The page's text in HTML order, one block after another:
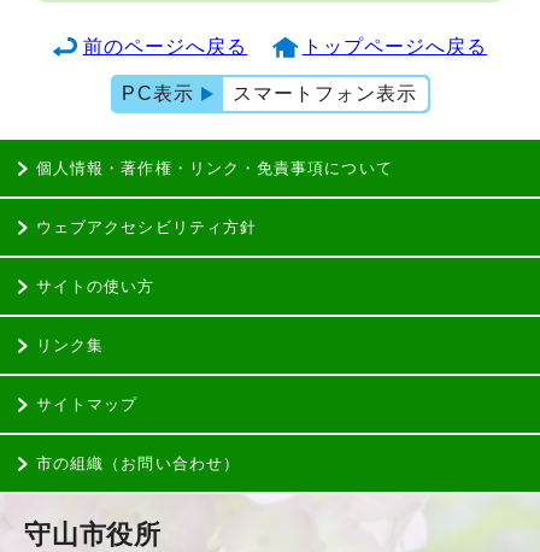
前のページへ戻る トップページへ戻る
PC表示 スマートフォン表示
個人情報・著作権・リンク・免責事項について
ウェブアクセシビリティ方針
サイトの使い方
リンク集
サイトマップ
市の組織（お問い合わせ）
守山市役所